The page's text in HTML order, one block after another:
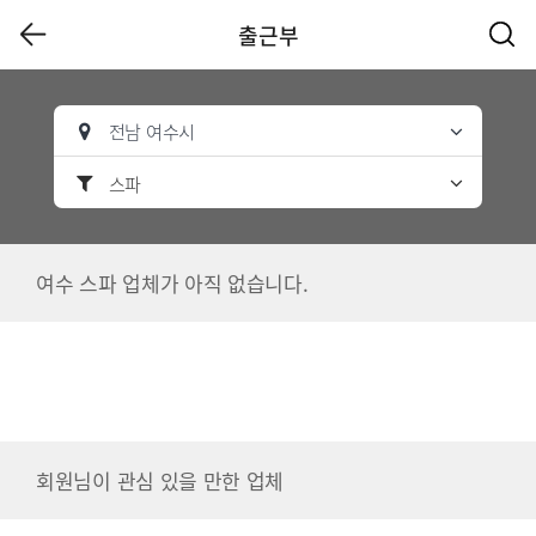
출근부
전남 여수시
스파
여수 스파 업체가 아직 없습니다.
회원님이 관심 있을 만한 업체